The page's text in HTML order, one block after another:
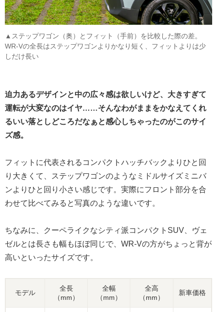
▲ステップワゴン（奥）とフィット（手前）を比較した際の差。
WR-Vの全長はステップワゴンよりかなり短く、フィットよりは少
しだけ長い
迫力あるデザインと中の広々感は欲しいけど、大きすぎて
運転が大変なのはイヤ……そんなわがままをかなえてくれ
るいい落としどころだなぁと感心しちゃったのがこのサイ
ズ感。
フィットに代表されるコンパクトハッチバックよりひと回
り大きくて、ステップワゴンのようなミドルサイズミニバ
ンよりひと回り小さい感じです。実際にフロント部分を合
わせて比べてみると写真のような違いです。
ちなみに、クーペライクなシティ派コンパクトSUV、ヴェ
ゼルとは長さも幅もほぼ同じで、WR-Vの方がちょっと背が
高いといったサイズです。
モデル
全長
（mm）
全幅
（mm）
全高
（mm）
新車価格